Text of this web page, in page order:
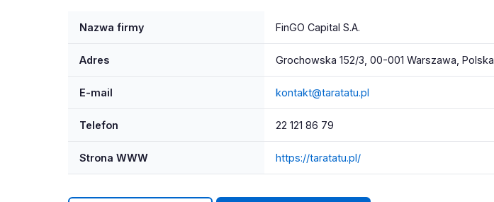
Nazwa firmy FinGO Capital S.A.
Adres Grochowska 152/3, 00-001 Warszawa, Polska
E-mail kontakt@taratatu.pl
Telefon 22 121 86 79
Strona WWW https://taratatu.pl/